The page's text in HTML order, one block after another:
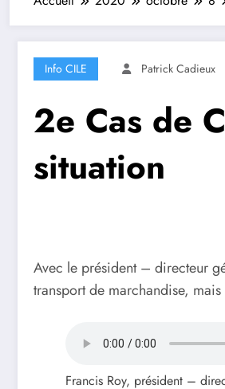
Info CILE Patrick Cadieux
2e Cas de
situation
Avec le président – directeur
transport de marchandise,
Francis Roy, président –